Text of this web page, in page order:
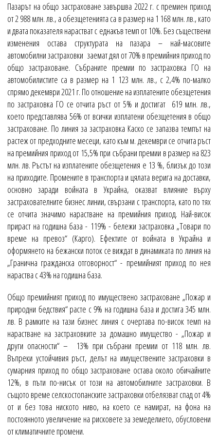
Пазарът на общо застраховане завършва 2022 г. с премиен приход
от 2 988 млн. лв., а обезщетенията са в размер на 1 168 млн. лв., като
и двата показателя нарастват с еднакъв темп от 10%. Без съществени
изменения остава структурата на пазара – най-масовите
автомобилни застраховки заемат дял от 70% в премийния приход по
общо застраховане. Събраните премии по застраховка ГО на
автомобилистите са в размер на 1 123 млн. лв., с 2,4% по-малко
спрямо декември 2021 г. По отношение на изплатените обезщетения
по застраховка ГО се отчита ръст от 5% и достигат 619 млн. лв.,
което представлява 56% от всички изплатени обезщетения в общо
застраховане. По линия за застраховка Каско се запазва темпът на
растеж от предходните месеци, като към м. декември се отчита ръст
на премийния приход от 15,5% при събрани премии в размер на 823
млн. лв. Ръстът на изплатените обезщетения е 13 %, близък до този
на приходите. Промените в транспорта и цялата верига на доставки,
основно заради войната в Украйна, оказват влияние върху
застрахователните бизнес линии, свързани с транспорта, като по тях
се отчита значимо нарастване на премийния приход. Най-висок
прираст на годишна база - 119% - бележи застраховка „Товари по
време на превоз“ (Карго). Ефектите от войната в Украйна и
оформянето на бежански поток се виждат в динамиката по линия на
„Гранична гражданска отговорност“ - премийният приход по нея
нараства с 43% на годишна база.
Общо премийният приход по имуществено застраховане „Пожар и
природни бедствия“ расте с 9% на годишна база и достига 345 млн.
лв. В рамките на тази бизнес линия с очертава по-висок темп на
нарастване на застраховките за домашно имущество - „Пожар и
други опасности“ – 13% при събрани премии от 118 млн. лв.
Въпреки устойчивия ръст, делът на имуществените застраховки в
сумарния приход по общо застраховане остава около обичайните
12%, в пъти по-нисък от този на автомобилните застраховки. В
същото време селскостопанските застраховки отбелязват спад от 4%
от и без това ниското ниво, на което се намират, на фона на
постоянното увеличение на рисковете за земеделието, обусловени
от климатичните промени.